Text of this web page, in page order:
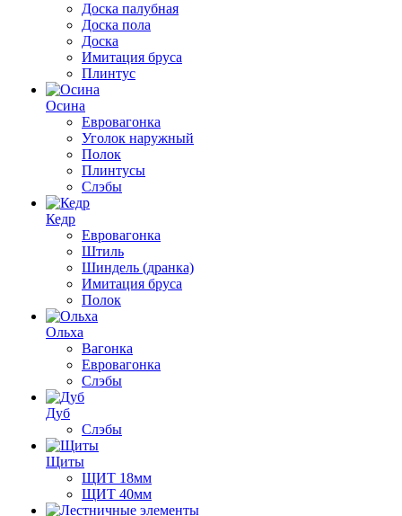
Доска палубная
Доска пола
Доска
Имитация бруса
Плинтус
Осина
Евровагонка
Уголок наружный
Полок
Плинтусы
Слэбы
Кедр
Евровагонка
Штиль
Шиндель (дранка)
Имитация бруса
Полок
Ольха
Вагонка
Евровагонка
Слэбы
Дуб
Слэбы
Щиты
ЩИТ 18мм
ЩИТ 40мм